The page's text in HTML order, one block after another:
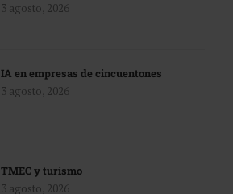
3 agosto, 2026
IA en empresas de cincuentones
3 agosto, 2026
TMEC y turismo
3 agosto, 2026